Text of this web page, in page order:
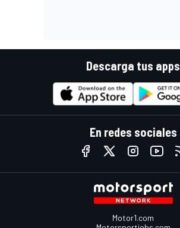
Descarga tus apps
En redes sociales
Motor1.com